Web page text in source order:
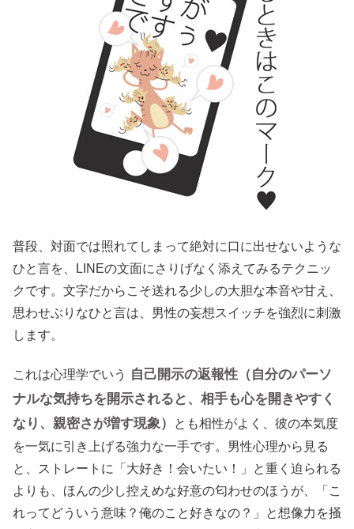
普段、対面では照れてしまって絶対に口に出せないような
ひと言を、LINEの文面にさりげなく添えてみるテクニッ
クです。文字だからこそ送れる少しの大胆な本音や甘え、
思わせぶりなひと言は、男性の妄想スイッチを強烈に刺激
します。
これは心理学でいう
自己開示の返報性（自分のパーソ
ナルな気持ちを開示されると、相手も心を開きやすく
なり、親密さが増す現象）
とも相性がよく、彼の本気度
を一気に引き上げる強力な一手です。男性心理から見る
と、ストレートに「大好き！会いたい！」と重く迫られる
よりも、ほんの少し控えめな好意の匂わせのほうが、「こ
れってどういう意味？俺のこと好きなの？」と想像力を掻